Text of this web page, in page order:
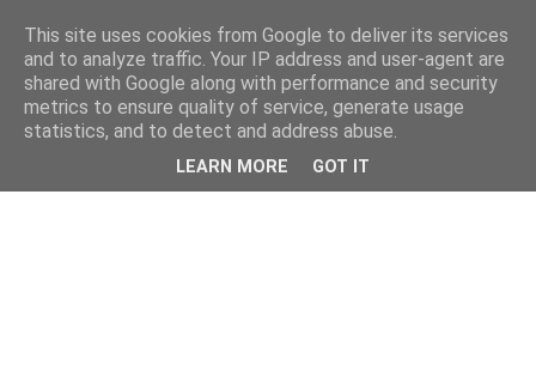
This site uses cookies from Google to deliver its services
and to analyze traffic. Your IP address and user-agent are
shared with Google along with performance and security
metrics to ensure quality of service, generate usage
statistics, and to detect and address abuse.
LEARN MORE GOT IT